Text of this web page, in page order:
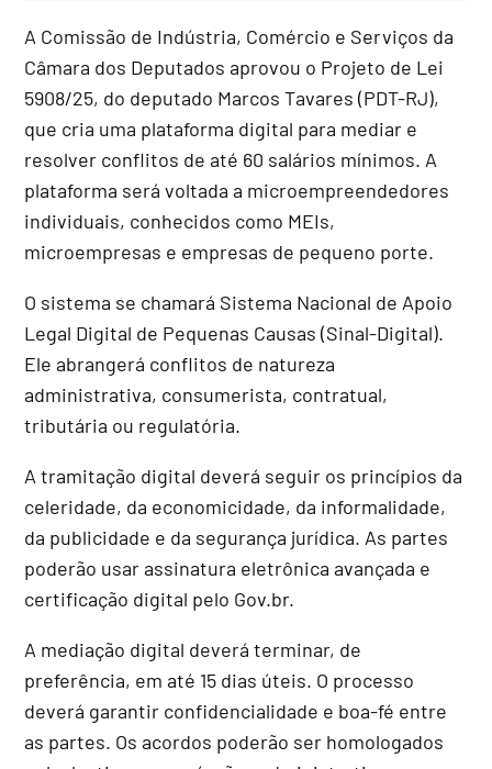
A Comissão de Indústria, Comércio e Serviços da
Câmara dos Deputados aprovou o Projeto de Lei
5908/25, do deputado Marcos Tavares (PDT-RJ),
que cria uma plataforma digital para mediar e
resolver conflitos de até 60 salários mínimos. A
plataforma será voltada a microempreendedores
individuais, conhecidos como MEIs,
microempresas e empresas de pequeno porte.
O sistema se chamará Sistema Nacional de Apoio
Legal Digital de Pequenas Causas (Sinal-Digital).
Ele abrangerá conflitos de natureza
administrativa, consumerista, contratual,
tributária ou regulatória.
A tramitação digital deverá seguir os princípios da
celeridade, da economicidade, da informalidade,
da publicidade e da segurança jurídica. As partes
poderão usar assinatura eletrônica avançada e
certificação digital pelo Gov.br.
A mediação digital deverá terminar, de
preferência, em até 15 dias úteis. O processo
deverá garantir confidencialidade e boa-fé entre
as partes. Os acordos poderão ser homologados